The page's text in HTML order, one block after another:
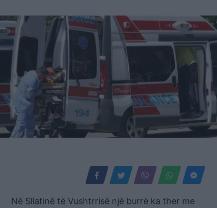
Në Sllatinë të Vushtrrisë një burrë ka ther me